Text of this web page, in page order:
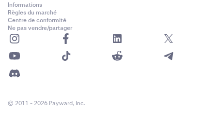
Informations
Règles du marché
Centre de conformité
Ne pas vendre/partager
© 2011 - 2026 Payward, Inc.